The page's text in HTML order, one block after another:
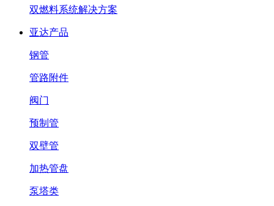
双燃料系统解决方案
亚达产品
钢管
管路附件
阀门
预制管
双壁管
加热管盘
泵塔类